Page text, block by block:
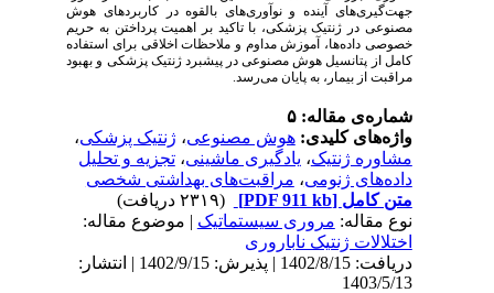
جهت‌گیری‌های آینده و نوآوری‌های بالقوه در کاربردهای هوش
مصنوعی در ژنتیک پزشکی، با تاکید بر اهمیت پرداختن به حریم
خصوصی داده‌ها، آموزش مداوم و ملاحظات اخلاقی برای استفاده
کامل از پتانسیل هوش مصنوعی در پیشبرد ژنتیک پزشکی و بهبود
مراقبت از بیمار، به پایان می‌رسد.
شماره‌ی مقاله: ۵
واژه‌های کلیدی:هوش مصنوعی،ژنتیک پزشکی،
مشاوره ژنتیک،یادگیری ماشینی،تجزیه و تحلیل
داده‌های ژنومی،مراقبت‌های بهداشتی شخصی
متن کامل[PDF 911 kb]
نوع مقاله:مروری سیستماتيک| موضوع مقاله:
اختلالات ژنتيک ناباروری
دریافت: 1402/8/15 | پذیرش: 1402/9/15 | انتشار:
1403/5/13